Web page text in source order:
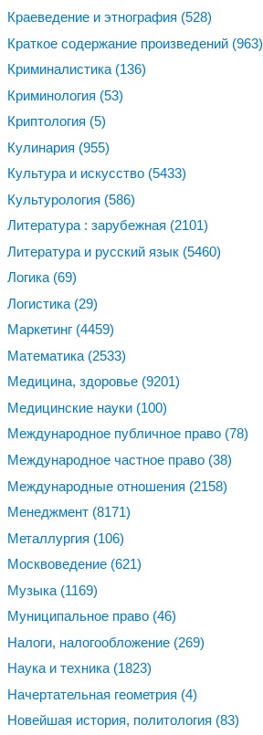
Краеведение и этнография (528)
Краткое содержание произведений (963)
Криминалистика (136)
Криминология (53)
Криптология (5)
Кулинария (955)
Культура и искусство (5433)
Культурология (586)
Литература : зарубежная (2101)
Литература и русский язык (5460)
Логика (69)
Логистика (29)
Маркетинг (4459)
Математика (2533)
Медицина, здоровье (9201)
Медицинские науки (100)
Международное публичное право (78)
Международное частное право (38)
Международные отношения (2158)
Менеджмент (8171)
Металлургия (106)
Москвоведение (621)
Музыка (1169)
Муниципальное право (46)
Налоги, налогообложение (269)
Наука и техника (1823)
Начертательная геометрия (4)
Новейшая история, политология (83)